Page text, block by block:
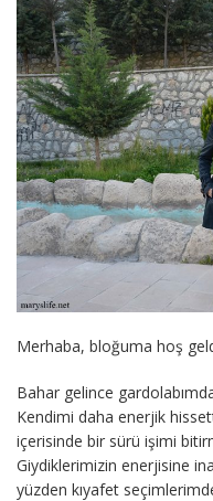
Merhaba, bloğuma hoş
Bahar gelince
Kendimi daha enerjik
içerisinde bir sürü işimi
Giydiklerimizin enerjisine
yüzden kıyafet